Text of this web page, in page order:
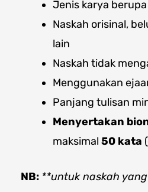
Jenis karya
Naskah orisinal,
lain
Naskah tidak
Menggunakan
Panjang tulisan
Menyertakan
maksimal 50 kata
NB: **untuk naskah